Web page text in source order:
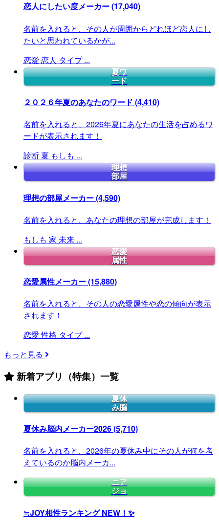
恋人にしたい度メーカー(17,040)
名前を入れると、その人が周囲からどれほど恋人にし
たいと思われているかが...
恋愛 恋人 タイプ ...
夏ワ
ード
２０２６年夏のあなたのワード (4,410)
名前を入れると、2026年夏にあなたの生活を占めるワ
ードが表示されます！
診断 夏 もしも ...
理想
部屋
理想の部屋メーカー(4,590)
名前を入れると、あなたの理想の部屋が完成します！
もしも 家 未来 ...
恋愛
属性
恋愛属性メーカー(15,880)
名前を入れると、その人の恋愛属性や恋の傾向が表示
されます！
恋愛 性格 タイプ ...
もっと見る
新着アプリ（特集）一覧
夏休
み脳
夏休み脳内メーカー2026(5,710)
名前を入れると、2026年の夏休み中にその人が何を考
えているのか脳内メーカ...
ニア
ジョ
≒JOY相性ランキングNEW！✨